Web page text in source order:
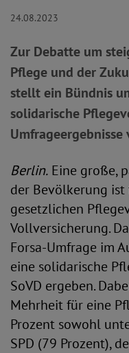
24.08.2023
Zur Debatte um
Pflege und der
stellt ein Bündnis
solidarische
Umfrageergebnisse
Berlin. Eine große,
der Bevölkerung
gesetzlichen
Vollversicherung.
Forsa-Umfrage im
eine solidarische
SoVD ergeben.
Mehrheit für eine
Prozent sowohl
SPD (79 Prozent),